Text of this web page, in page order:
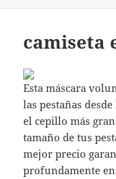
camiseta
Esta máscara
las pestañas
el cepillo más
tamaño de tus
mejor precio
profundamente